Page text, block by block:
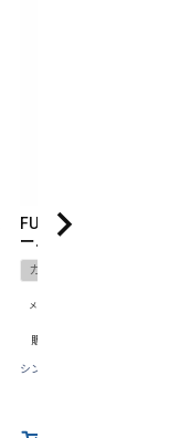
FUJICOLOR メタル
ーム3503L ゴールド
ガラス
メーカー希望小売価格
販売価格
シンプルなデザインのメタ